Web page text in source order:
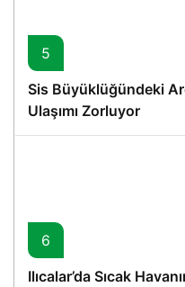
5
Sis Büyüklüğündeki
Ulaşımı Zorluyor
6
Ilıcalar’da Sıcak